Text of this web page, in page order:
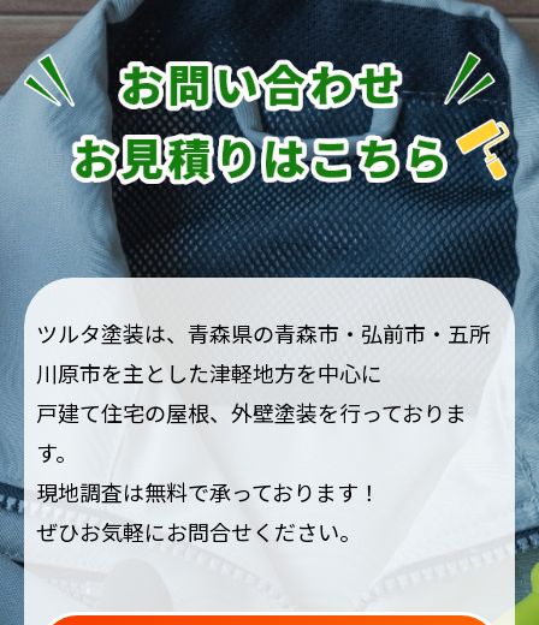
ツルタ塗装は、青森県の青森市・弘前市・五所
川原市を主とした津軽地方を中心に
戸建て住宅の屋根、外壁塗装を行っておりま
す。
現地調査は無料で承っております！
ぜひお気軽にお問合せください。